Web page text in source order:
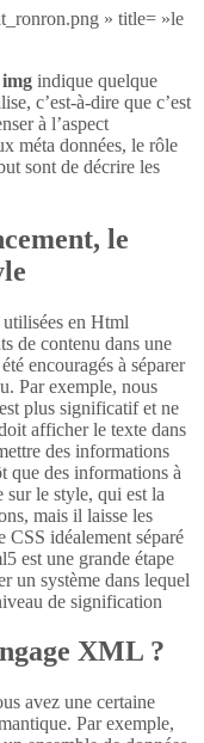
» title= »le
img indique quelque
c’est-à-dire que c’est
à l’aspect
méta données, le rôle
sont de décrire les
le
utilisées en Html
de contenu dans une
encouragés à séparer
Par exemple, nous
plus significatif et ne
afficher le texte dans
des informations
que des informations à
le style, qui est la
mais il laisse les
CSS idéalement séparé
est une grande étape
un système dans lequel
de signification
XML ?
avez une certaine
Par exemple,